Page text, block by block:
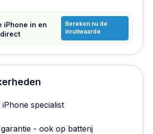
iPhone in en
Bereken nu de
inruilwaarde
specialist
- ook op batterij